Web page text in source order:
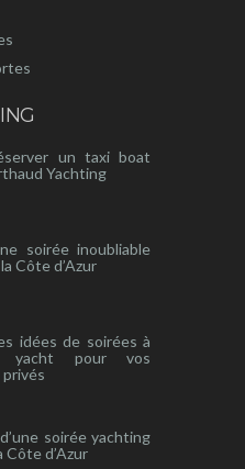
un taxi boat
Yachting
soirée inoubliable
Côte d’Azur
idées de soirées à
yacht pour vos
soirée yachting
Côte d’Azur